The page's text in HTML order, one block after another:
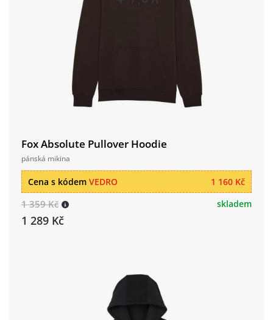
Fox Absolute Pullover Hoodie
pánská mikina
1 160 Kč
Cena s kódem VEDRO
1 359 Kč
1 289 Kč
skladem